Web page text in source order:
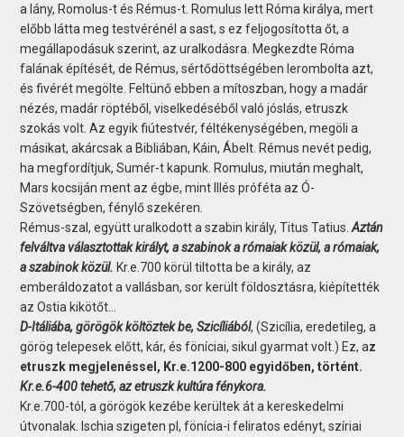
a lány, Romolus-t és Rémus-t. Romulus lett Róma királya, mert
előbb látta meg testvérénél a sast, s ez feljogosította őt, a
megállapodásuk szerint, az uralkodásra. Megkezdte Róma
falának építését, de Rémus, sértődöttségében lerombolta azt,
és fivérét megölte. Feltünő ebben a mítoszban, hogy a madár
nézés, madár röptéből, viselkedéséből való jóslás, etruszk
szokás volt. Az egyik fiútestvér, féltékenységében, megöli a
másikat, akárcsak a Bibliában, Káin, Ábelt. Rémus nevét pedig,
ha megfordítjuk, Sumér-t kapunk. Romulus, miután meghalt,
Mars kocsiján ment az égbe, mint Illés próféta az Ó-
Szövetségben, fénylő szekéren.
Rémus-szal, együtt uralkodott a szabin király, Titus Tatius.Aztán
felváltva választottak királyt, a szabinok a rómaiak közül, a rómaiak,
a szabinok közül. Kr.e.700 körül tiltotta be a király, az
emberáldozatot a vallásban, sor került földosztásra, kiépítették
az Ostia kikötőt…
D-Itáliába, görögök költöztek be, Szicíliából, (Szicília, eredetileg, a
görög telepesek előtt, kár, és föníciai, sikul gyarmat volt.) Ez, az
etruszk megjelenéssel, Kr.e.1200-800 egyidőben, történt.
Kr.e.6-400 tehető, az etruszk kultúra fénykora.
Kr.e.700-tól, a görögök kezébe kerültek át a kereskedelmi
útvonalak. Ischia szigeten pl, fönícia-i feliratos edényt, szíriai